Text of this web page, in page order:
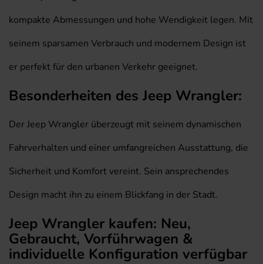
kompakte Abmessungen und hohe Wendigkeit legen. Mit
seinem sparsamen Verbrauch und modernem Design ist
er perfekt für den urbanen Verkehr geeignet.
Besonderheiten des Jeep Wrangler:
Der Jeep Wrangler überzeugt mit seinem dynamischen
Fahrverhalten und einer umfangreichen Ausstattung, die
Sicherheit und Komfort vereint. Sein ansprechendes
Design macht ihn zu einem Blickfang in der Stadt.
Jeep Wrangler kaufen: Neu,
Gebraucht, Vorführwagen &
individuelle Konfiguration verfügbar